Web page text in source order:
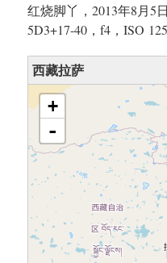
红烧脚丫，2013年8月5
5D3+17-40，f4，ISO
西藏拉萨
加载地图中，请等待……
+
-